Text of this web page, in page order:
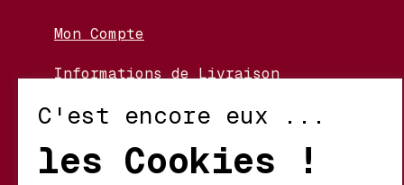
Mon Compte
Informations de Livraison
Conditions d’Utilisation
C'est encore eux ...
les Cookies !